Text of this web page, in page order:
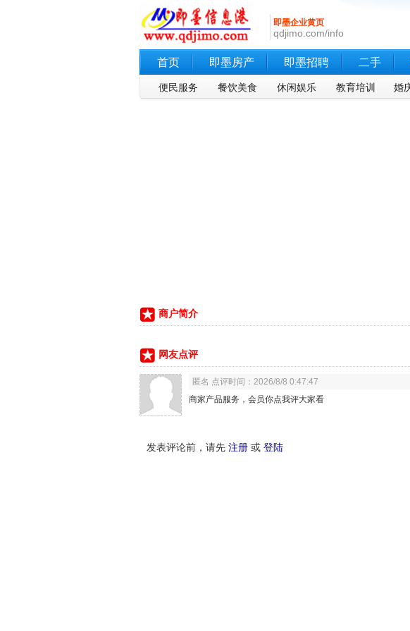
即墨企业黄页
qdjimo.com/info
首页 即墨房产 即墨招聘 二手
便民服务 餐饮美食 休闲娱乐 教育培训 婚
商户简介
网友点评
匿名 点评时间：2026/8/8 0:47:47
商家产品服务，会员你点我评大家看
发表评论前，请先 注册 或 登陆